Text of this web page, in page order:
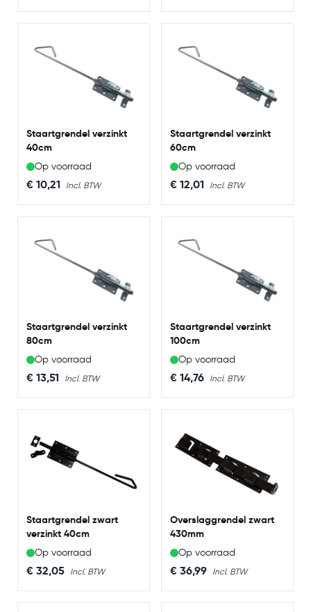
Staartgrendel verzinkt
40cm
Op voorraad
€ 10,21
Staartgrendel verzinkt
60cm
Op voorraad
€ 12,01
Staartgrendel verzinkt
80cm
Op voorraad
€ 13,51
Staartgrendel verzinkt
100cm
Op voorraad
€ 14,76
Staartgrendel zwart
verzinkt 40cm
Op voorraad
€ 32,05
Overslaggrendel zwart
430mm
Op voorraad
€ 36,99